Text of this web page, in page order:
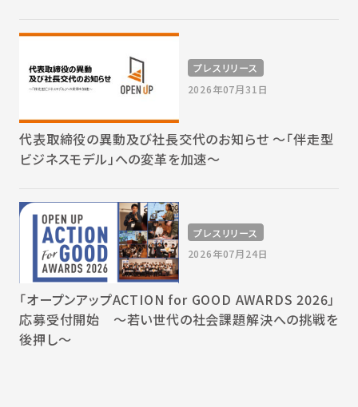
プレスリリース
2026年07月31日
代表取締役の異動及び社長交代のお知らせ 〜「伴走型
ビジネスモデル」への変革を加速〜
プレスリリース
2026年07月24日
「オープンアップACTION for GOOD AWARDS 2026」
応募受付開始 〜若い世代の社会課題解決への挑戦を
後押し〜